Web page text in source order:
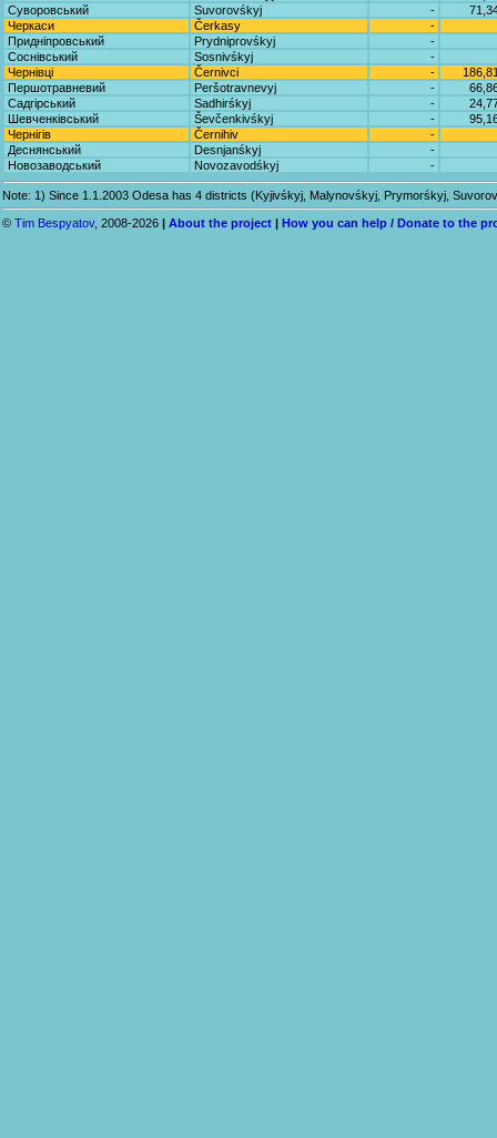
Суворовський
Suvorovśkyj -
Черкаси
Čerkasy
-
Придніпровський
Prydniprovśkyj
-
Соснівський
Sosnivśkyj
-
Чернівці
Černivci -
Першотравневий
Peršotravnevyj -
Садгірський
Sadhirśkyj -
Шевченківський
Ševčenkivśkyj -
Чернігів
Černihiv
-
Деснянський
Desnjanśkyj
-
Новозаводський
Novozavodśkyj -
Note: 1) Since 1.1.2003 Odesa has 4 districts (Kyjivśkyj, Malynovśkyj, Prymorśkyj,
© Tim Bespyatov, 2008-2026 | About the project | How you can help / Donate to the